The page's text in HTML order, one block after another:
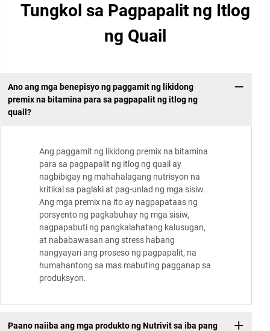
Tungkol sa Pagpapalit ng Itlog
ng Quail
Ano ang mga benepisyo ng paggamit ng likidong
premix na bitamina para sa pagpapalit ng itlog ng
quail?
Ang paggamit ng likidong premix na bitamina
para sa pagpapalit ng itlog ng quail ay
nagbibigay ng mahahalagang nutrisyon na
kritikal sa paglaki at pag-unlad ng mga sisiw.
Ang mga premix na ito ay nagpapataas ng
porsyento ng pagkabuhay ng mga sisiw,
nagpapabuti ng pangkalahatang kalusugan,
at nababawasan ang stress habang
nangyayari ang proseso ng pagpapalit, na
humahantong sa mas mabuting pagganap sa
produksyon.
Paano naiiba ang mga produkto ng Nutrivit sa iba pang